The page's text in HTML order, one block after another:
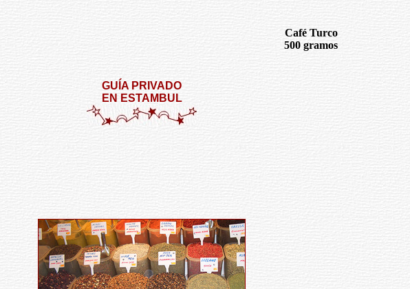
Café Turco
500 gramos
GUÍA PRIVADO
EN ESTAMBUL